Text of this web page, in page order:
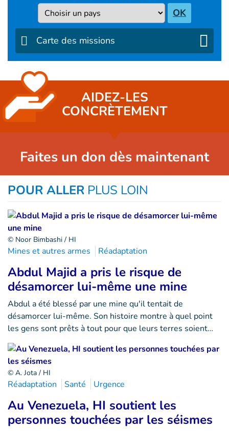
Pays OK
Carte des missions
AIDEZ-LES
CONCRÈTEMENT
Faites un don dès maintenant
POUR ALLER PLUS LOIN
© Noor Bimbashi / HI
Mines et autres armes Réadaptation
Abdul Majid a pris le risque de
désamorcer lui-même une mine
Abdul a été blessé par une mine qu'il tentait de
désamorcer lui-même. Son histoire montre à quel point
les gens sont prêts à tout pour que leurs terres soient…
© A. Jota / HI
Réadaptation Santé Urgence
Au Venezuela, HI soutient les
personnes touchées par les séismes